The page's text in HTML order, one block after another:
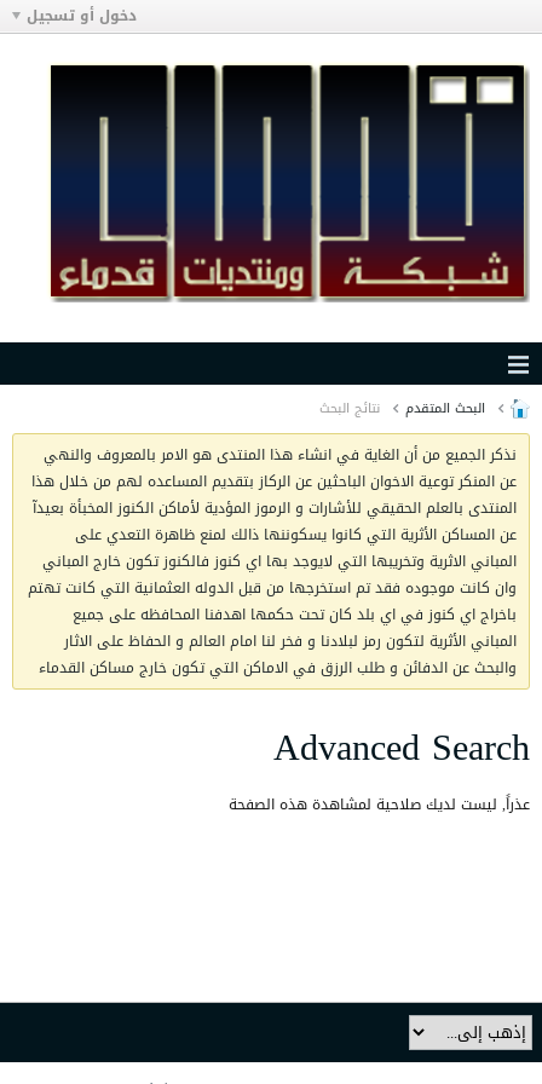
دخول أو تسجيل
البحث المتقدم نتائج البحث
نذكر الجميع من أن الغاية في انشاء هذا المنتدى هو الامر بالمعروف والنهي
عن المنكر توعية الاخوان الباحثين عن الركاز بتقديم المساعده لهم من خلال هذا
المنتدى بالعلم الحقيقي للأشارات و الرموز المؤدية لأماكن الكنوز المخبأة بعيدآ
عن المساكن الأثرية التي كانوا يسكوننها ذالك لمنع ظاهرة التعدي على
المباني الاثرية وتخريبها التي لايوجد بها اي كنوز فالكنوز تكون خارج المباني
وان كانت موجوده فقد تم استخرجها من قبل الدوله العثمانية التي كانت تهتم
باخراج اي كنوز في اي بلد كان تحت حكمها اهدفنا المحافظه على جميع
المباني الأثرية لتكون رمز لبلادنا و فخر لنا امام العالم و الحفاظ على الاثار
والبحث عن الدفائن و طلب الرزق في الاماكن التي تكون خارج مساكن القدماء
Advanced Search
عذراً, ليست لديك صلاحية لمشاهدة هذه الصفحة